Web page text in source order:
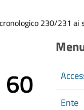
230/231 ai
Ente